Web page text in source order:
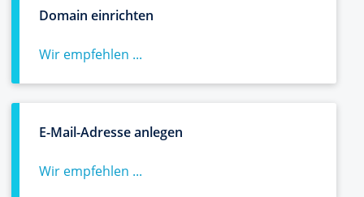
Domain einrichten
Wir empfehlen ...
E-Mail-Adresse anlegen
Wir empfehlen ...